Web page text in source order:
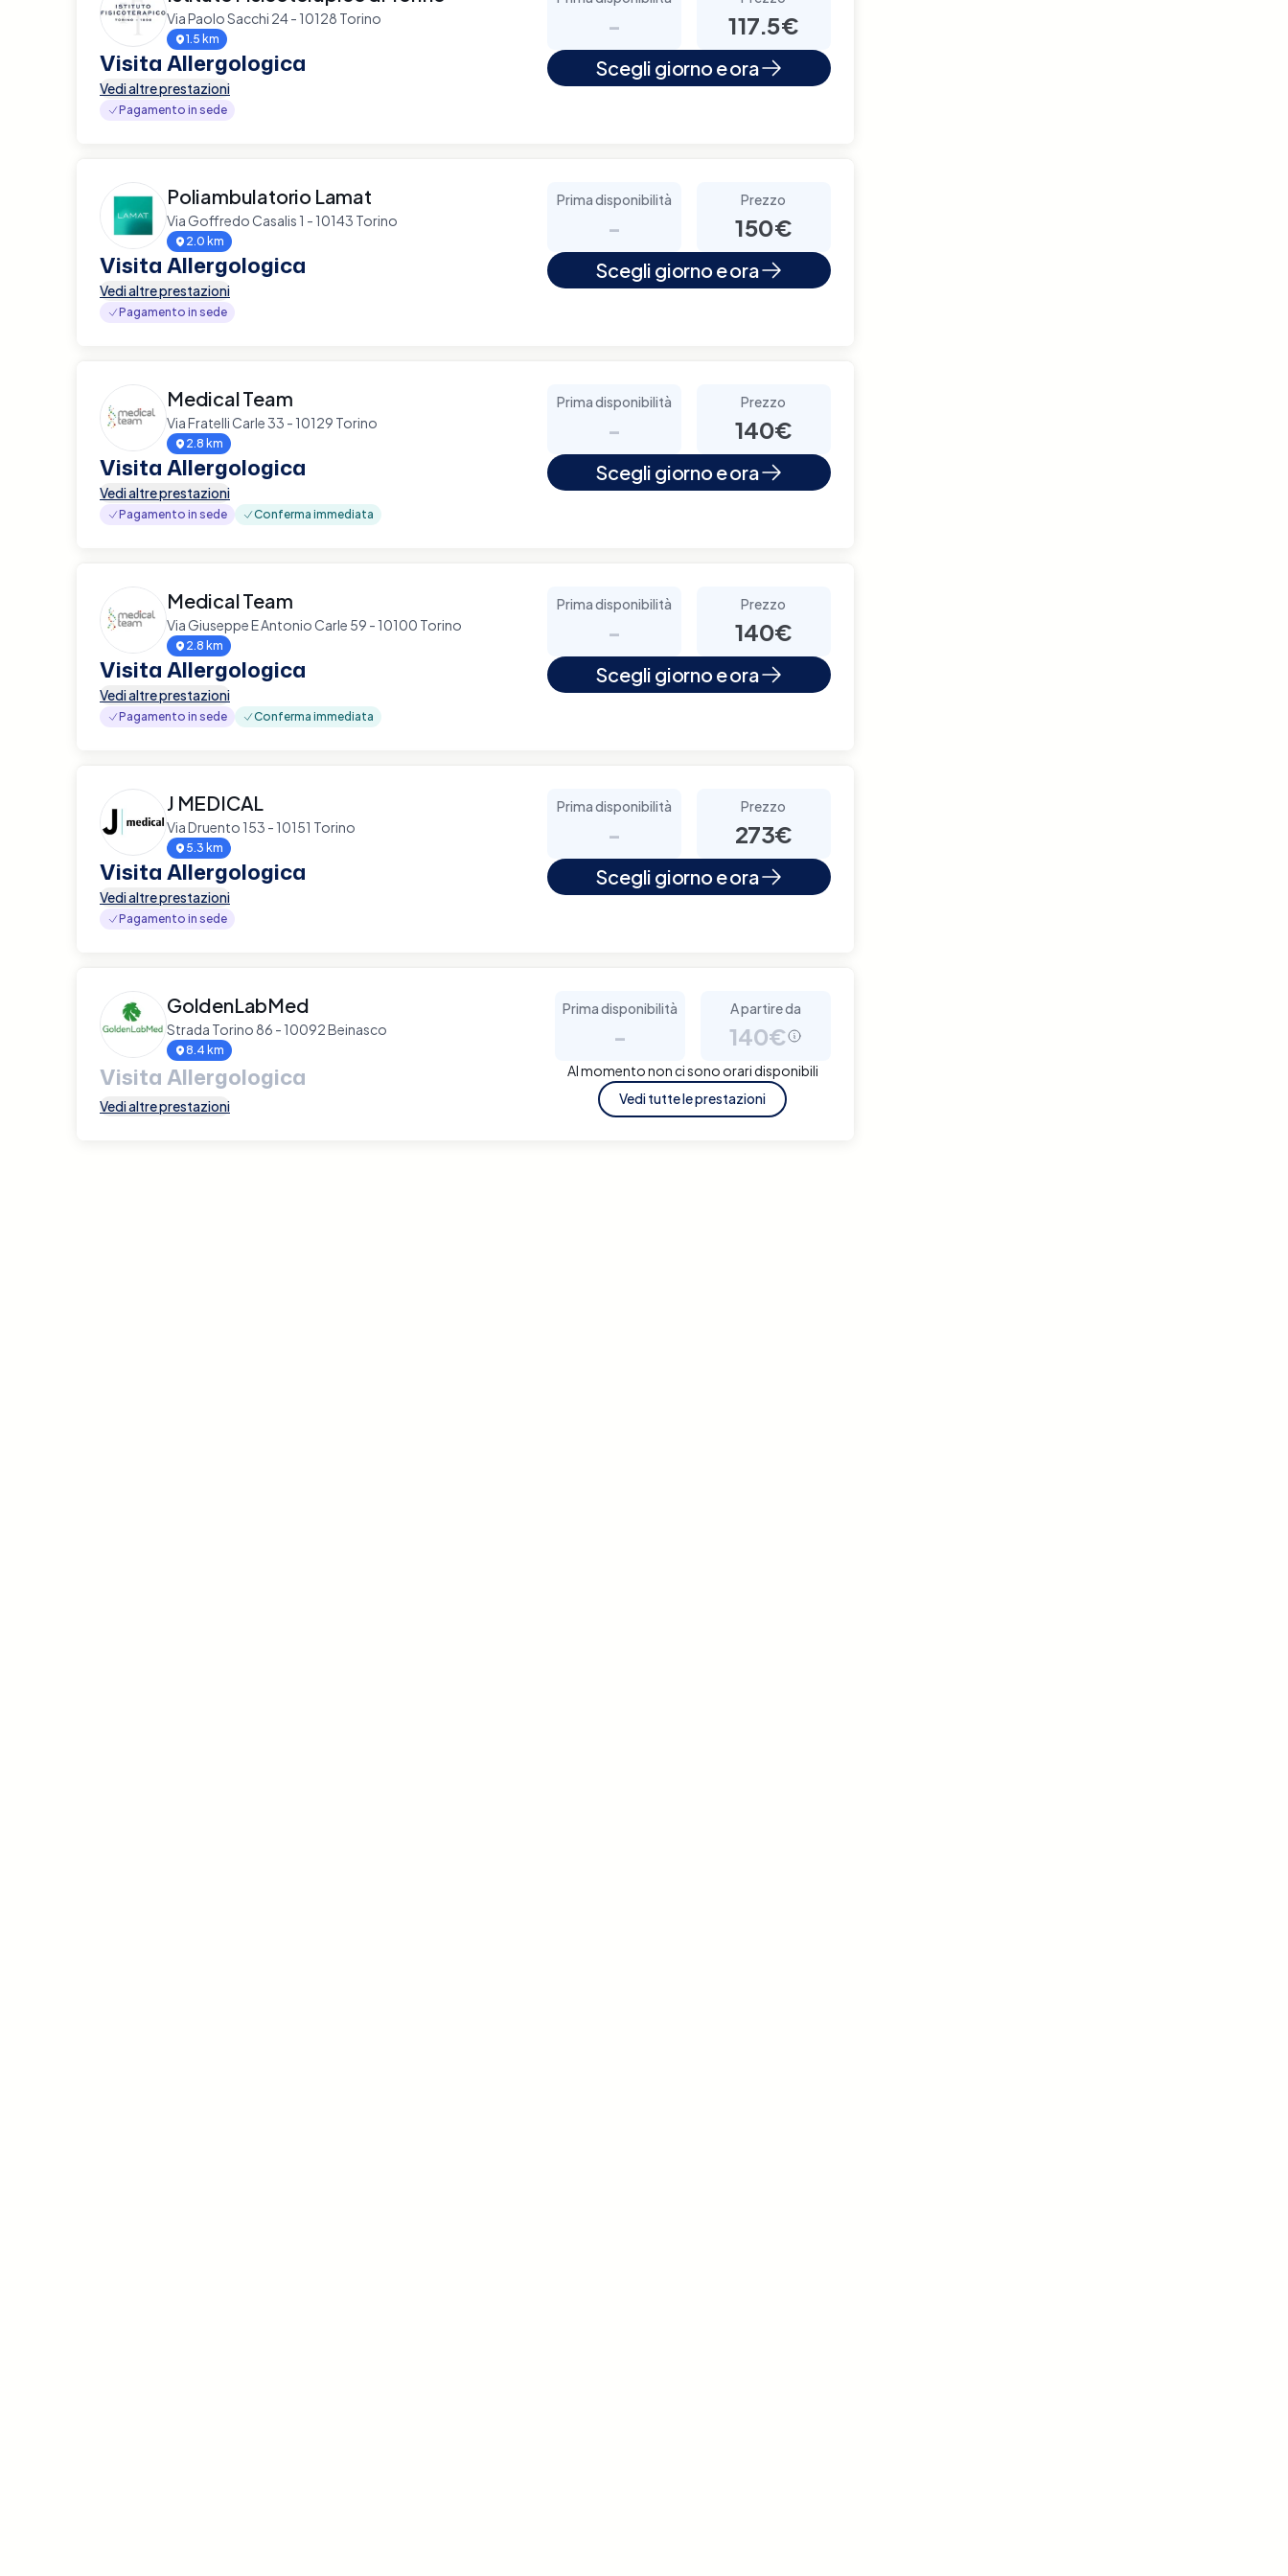
Via Paolo Sacchi 24 - 10128 Torino
1.5 km
Visita Allergologica
Vedi altre prestazioni
Pagamento in sede
- 117.5€
Scegli giorno e ora
Poliambulatorio Lamat
Via Goffredo Casalis 1 - 10143 Torino
2.0 km
Visita Allergologica
Vedi altre prestazioni
Pagamento in sede
Prima disponibilità
-
Prezzo
150€
Scegli giorno e ora
Medical Team
Via Fratelli Carle 33 - 10129 Torino
2.8 km
Visita Allergologica
Vedi altre prestazioni
Pagamento in sede Conferma immediata
Prima disponibilità
-
Prezzo
140€
Scegli giorno e ora
Medical Team
Via Giuseppe E Antonio Carle 59 - 10100 Torino
2.8 km
Visita Allergologica
Vedi altre prestazioni
Pagamento in sede Conferma immediata
Prima disponibilità
-
Prezzo
140€
Scegli giorno e ora
J MEDICAL
Via Druento 153 - 10151 Torino
5.3 km
Visita Allergologica
Vedi altre prestazioni
Pagamento in sede
Prima disponibilità
-
Prezzo
273€
Scegli giorno e ora
GoldenLabMed
Strada Torino 86 - 10092 Beinasco
8.4 km
Visita Allergologica
Vedi altre prestazioni
Prima disponibilità
-
A partire da
140€
Al momento non ci sono orari disponibili
Vedi tutte le prestazioni